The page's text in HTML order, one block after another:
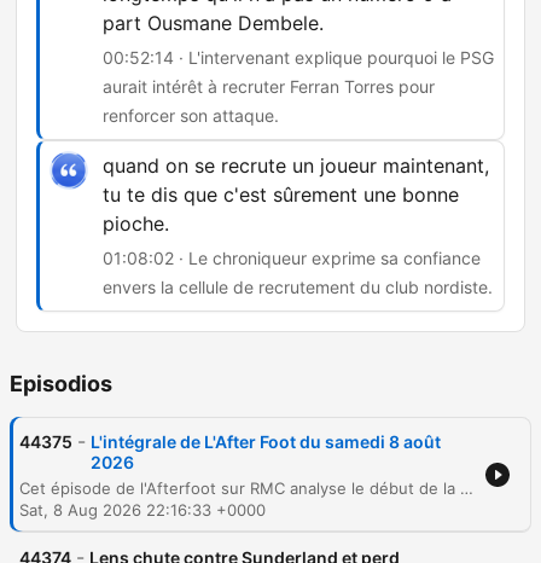
part Ousmane Dembele.
00:52:14 · L'intervenant explique pourquoi le PSG
aurait intérêt à recruter Ferran Torres pour
renforcer son attaque.
quand on se recrute un joueur maintenant,
tu te dis que c'est sûrement une bonne
pioche.
01:08:02 · Le chroniqueur exprime sa confiance
envers la cellule de recrutement du club nordiste.
Episodios
44375 - L'intégrale de L'After Foot du samedi 8 août
2026
Cet épisode de l'Afterfoot sur RMC analyse le début de la saison de Ligue 2, avec un focus sur la domination de Saint-Étienne et sa solidité structurelle. La discussion aborde également les enjeux défensifs en club et les tensions au sein de l'Olympique de Marseille, notamment à travers l'interview polémique de Mehdi Benatia concernant son départ. Le débat se poursuit sur la gestion institutionnelle de l'OM et les stratégies de communication des dirigeants. Enfin, les chroniqueurs scrutent le mercato du PSG avec le dossier Ferran Torres, avant de conclure sur la réussite du modèle sportif et financier du RC Lens.
Sat, 8 Aug 2026 22:16:33 +0000
44374 - Lens chute contre Sunderland et perd